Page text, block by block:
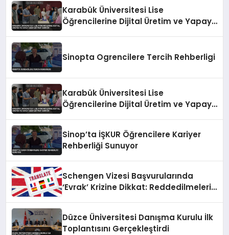
Karabük Üniversitesi Lise
Öğrencilerine Dijital Üretim ve Yapay
Sinopta Ogrencilere Tercih Rehberligi
Karabük Üniversitesi Lise
Öğrencilerine Dijital Üretim ve Yapay
Sinop’ta İŞKUR Öğrencilere Kariyer
Rehberliği Sunuyor
Schengen Vizesi Başvurularında
‘Evrak’ Krizine Dikkat: Reddedilmelerin
Düzce Üniversitesi Danışma Kurulu İlk
Toplantısını Gerçekleştirdi